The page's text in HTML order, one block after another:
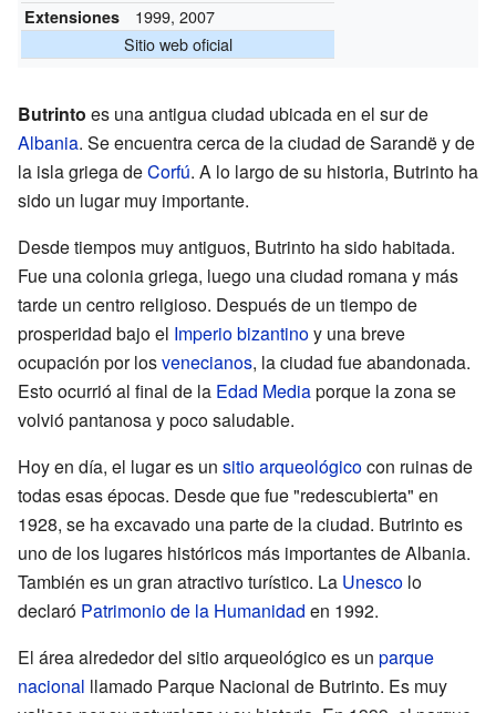
Extensiones
1999, 2007
Sitio web oficial
Butrinto es una antigua ciudad ubicada en el sur de
Albania. Se encuentra cerca de la ciudad de Sarandë y de
la isla griega deCorfú. A lo largo de su historia, Butrinto ha
sido un lugar muy importante.
Desde tiempos muy antiguos, Butrinto ha sido habitada.
Fue una colonia griega, luego una ciudad romana y más
tarde un centro religioso. Después de un tiempo de
prosperidad bajo el Imperio bizantinoy una breve
ocupación por losvenecianos, la ciudad fue abandonada.
Esto ocurrió al final de la Edad Mediaporque la zona se
volvió pantanosa y poco saludable.
Hoy en día, el lugar es un sitio arqueológicocon ruinas de
todas esas épocas. Desde que fue "redescubierta" en
1928, se ha excavado una parte de la ciudad. Butrinto es
uno de los lugares históricos más importantes de Albania.
También es un gran atractivo turístico. La Unesco lo
declaró Patrimonio de la Humanidad en 1992.
El área alrededor del sitio arqueológico es un parque
nacional llamado Parque Nacional de Butrinto. Es muy